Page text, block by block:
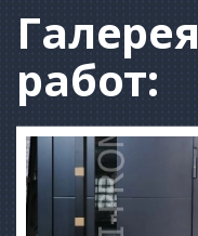
Галерея
работ: